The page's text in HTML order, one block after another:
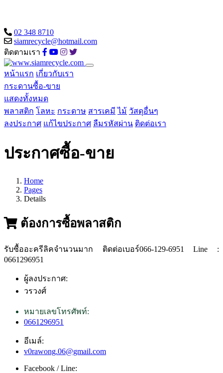
02 348 8710
siamrecycle@hotmail.com
ติดตามเรา
หน้าแรก เกี่ยวกับเรา
กระดานซื้อ-ขาย
แสดงทั้งหมด
พลาสติก โลหะ กระดาษ สารเคมี ไม้ วัสดุอื่นๆ
ลงประกาศ แก้ไขประกาศ ลืมรหัสผ่าน ติดต่อเรา
ประกาศซื้อ-ขาย
Home
Pages
Details
ต้องการซื้อพลาสติก
รับซื้ออะครีลิคจำนวนมาก ติดต่อเบอร์066-129-6951 Line :
0661296951
ผู้ลงประกาศ:
วรวงศ์
หมายเลขโทรศัพท์:
0661296951
อีเมล์:
v0rawong.06@gmail.com
Facebook / Line: